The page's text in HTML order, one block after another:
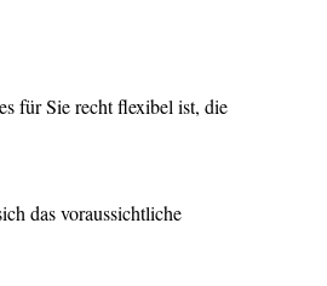
für Sie recht flexibel ist, die
das voraussichtliche